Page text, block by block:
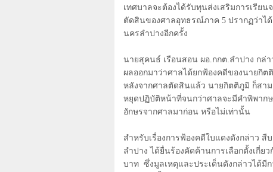
เทศบาลจะต้องได้รับทุนส่งเสริมการเรีย
ตัดสินของศาลอุทธรณ์ภาค 5 ปรากฏว่าไ
นครลำปางอีกครั้ง
นายสุคนธ์ เรือนสอน ผอ.กกต.ลำปาง กล่
ผลออกมาว่าศาลได้ยกฟ้องคดีของนายกิต
หลังจากศาลตัดสินแล้ว นายกิตติภูมิ ก็สา
หยุดปฏิบัติหน้าที่จนกว่าศาลจะมีคำพิพาก
อักษรจากศาลมาก่อน หรือไม่เท่านั้น
สำหรับเรื่องการฟ้องคดีใบแดงดังกล่าว
ลำปาง ได้ยื่นร้องคัดค้านการเลือกตั้งเกี่ย
บาท ซึ่งมูลเหตุและประเด็นดังกล่าวได้มีก